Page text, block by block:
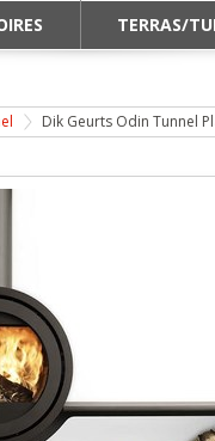
TERRAS/
Dik Geurts Odin Tunnel